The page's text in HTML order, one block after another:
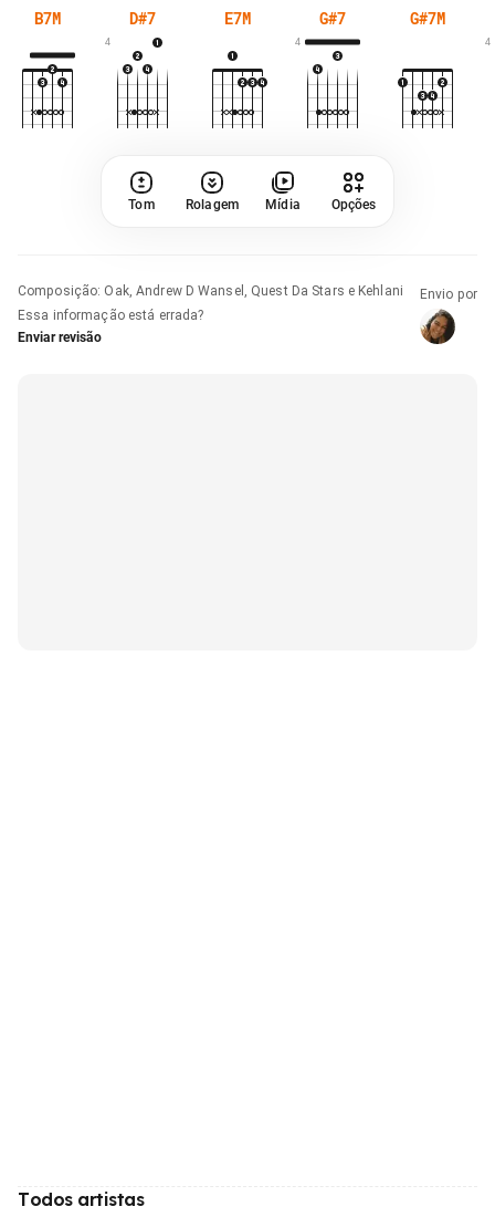
B7M D#7
4
E7M G#7
4
G#7M
4
Tom Rolagem Mídia Opções
Composição: Oak, Andrew D Wansel, Quest Da Stars e Kehlani
Essa informação está errada?
Enviar revisão
Envio por
Todos artistas